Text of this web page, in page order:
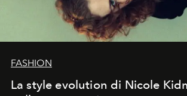
FASHION
La style evolution di Nicole